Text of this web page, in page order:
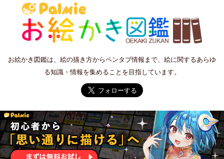
お絵かき図鑑は、絵の描き方からペンタブ情報まで、絵に関するあらゆ
る知識・情報を集めることを目指しています。